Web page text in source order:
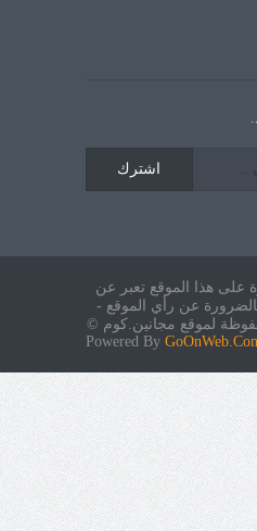
اشترك
على هذا الموقع تعبر عن
بالضرورة عن رأي الموقع -
لموقع مجانين.كوم ©
Powered By